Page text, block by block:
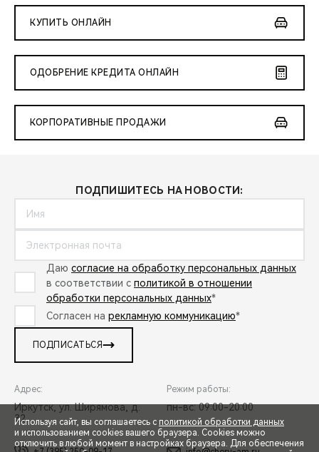
КУПИТЬ ОНЛАЙН
ОДОБРЕНИЕ КРЕДИТА ОНЛАЙН
КОРПОРАТИВНЫЕ ПРОДАЖИ
ПОДПИШИТЕСЬ НА НОВОСТИ:
Даю согласие на обработку персональных данных
в соответствии с политикой в отношении
обработки персональных данных*
Согласен на рекламную коммуникацию*
ПОДПИСАТЬСЯ
Адрес:
Иркутск, ул. Ширямова, д.
32
Режим работы:
пн-вс: 09:00-20:00
Используя сайт, вы соглашаетесь с политикой обработки данных
и использованием cookies вашего браузера. Cookies можно
отключить в любой момент в настройках браузера. Для обеспечения